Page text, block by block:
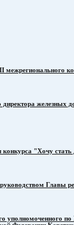
межрегионального
железных
конкурса "Хочу
Главы
уполномоченного